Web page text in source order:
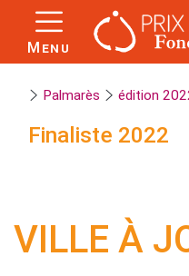
Menu
Palmarès édition
Finaliste 2022
VILLE À
Panneau de gestion des